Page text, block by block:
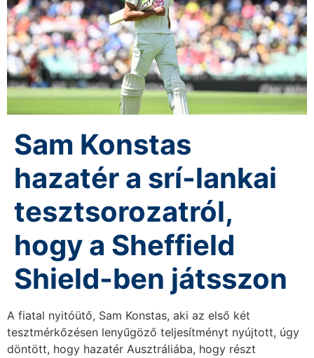
Sam Konstas
hazatér a srí-lankai
tesztsorozatról,
hogy a Sheffield
Shield-ben játsszon
A fiatal nyitóütő, Sam Konstas, aki az első két
tesztmérkőzésen lenyűgöző teljesítményt nyújtott, úgy
döntött, hogy hazatér Ausztráliába, hogy részt